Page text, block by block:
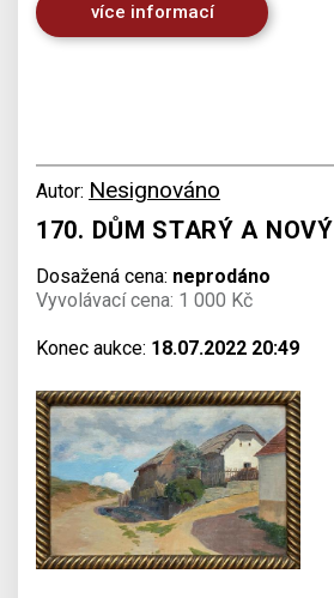
více informací
Autor: Nesignováno
170. DŮM STARÝ A NOVÝ
Dosažená cena: neprodáno
Vyvolávací cena: 1 000 Kč
Konec aukce: 18.07.2022 20:49